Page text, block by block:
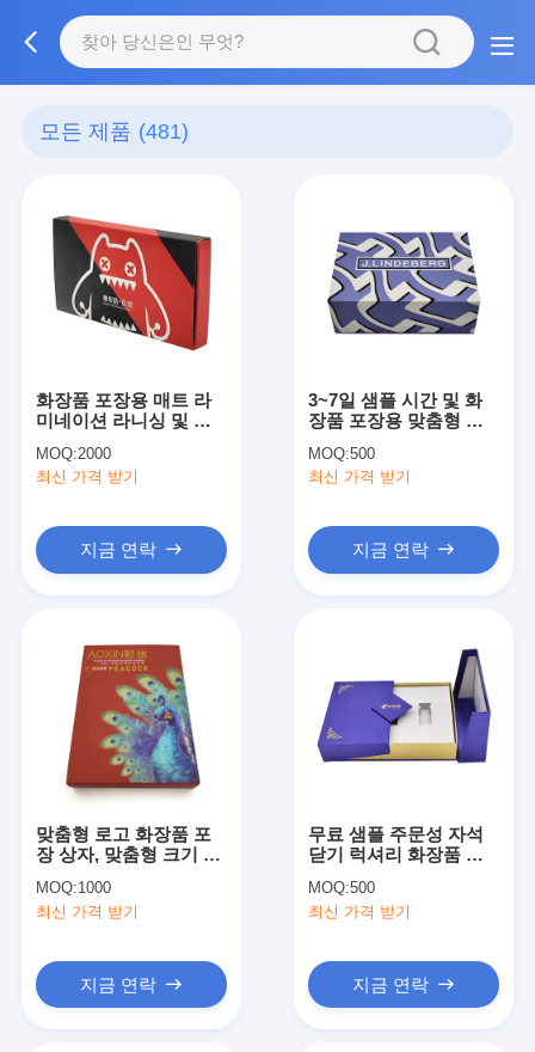
모든 제품 (481)
화장품 포장용 매트 라
미네이션 라니싱 및 엠
크기의 드로어 박스
MOQ:2000
최신 가격 받기
지금 연락
3~7일 샘플 시간 및 화
장품 포장용 맞춤형 크
MOQ:500
최신 가격 받기
지금 연락
맞춤형 로고 화장품 포
장 상자, 맞춤형 크기 및
(스킨케어 및 화장품용)
MOQ:1000
최신 가격 받기
지금 연락
무료 샘플 주문성 자석
닫기 럭셔리 화장품 상
수 선물 포장
MOQ:500
최신 가격 받기
지금 연락